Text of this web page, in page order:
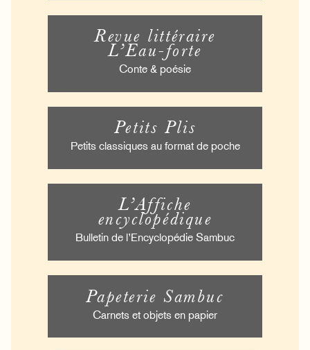
Revue littéraire
L’Eau-forte
Conte & poésie
Petits Plis
Petits classiques au format de poche
L’Affiche
encyclopédique
Bulletin de l’Encyclopédie Sambuc
Papeterie Sambuc
Carnets et objets en papier